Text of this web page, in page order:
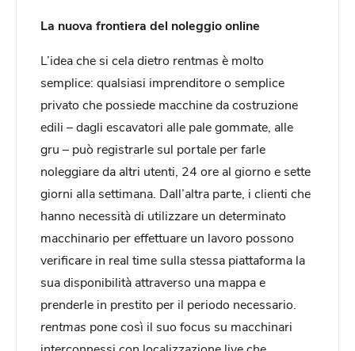
La nuova frontiera del noleggio online
L’idea che si cela dietro rentmas è molto
semplice: qualsiasi imprenditore o semplice
privato che possiede macchine da costruzione
edili – dagli escavatori alle pale gommate, alle
gru – può registrarle sul portale per farle
noleggiare da altri utenti, 24 ore al giorno e sette
giorni alla settimana. Dall’altra parte, i clienti che
hanno necessità di utilizzare un determinato
macchinario per effettuare un lavoro possono
verificare in real time sulla stessa piattaforma la
sua disponibilità attraverso una mappa e
prenderle in prestito per il periodo necessario.
rentmas pone così il suo focus su macchinari